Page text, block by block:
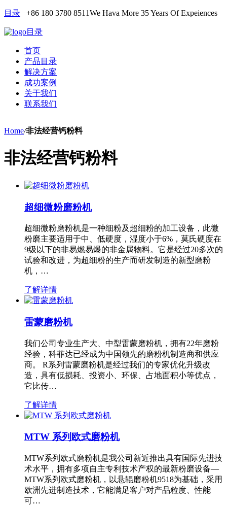
目录 +86 180 3780 8511We Hava More 35 Years Of Expeiences
目录
首页
产品目录
解决方案
成功案例
关于我们
联系我们
Home/非法经营钙粉料
非法经营钙粉料
超细微粉磨粉机
超细微粉磨粉机是一种细粉及超细粉的加工设备，此微
粉磨主要适用于中、低硬度，湿度小于6%，莫氏硬度在
9级以下的非易燃易爆的非金属物料。它是经过20多次的
试验和改进，为超细粉的生产而研发制造的新型磨粉
机，…
了解详情
雷蒙磨粉机
我们公司专业生产大、中型雷蒙磨粉机，拥有22年磨粉
经验，科菲达已经成为中国领先的磨粉机制造商和供应
商。 R系列雷蒙磨粉机是经过我们的专家优化升级改
造，具有低损耗、投资小、环保、占地面积小等优点，
它比传…
了解详情
MTW 系列欧式磨粉机
MTW系列欧式磨粉机是我公司新近推出具有国际先进技
术水平，拥有多项自主专利技术产权的最新粉磨设备—
MTW系列欧式磨粉机，以悬辊磨粉机9518为基础，采用
欧洲先进制造技术，它能满足客户对产品粒度、性能
可…